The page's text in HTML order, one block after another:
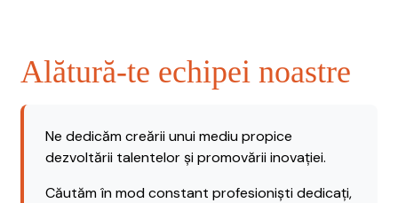
Alătură-te echipei noastre
Ne dedicăm creării unui mediu propice
dezvoltării talentelor și promovării inovației.
Căutăm în mod constant profesioniști dedicați,